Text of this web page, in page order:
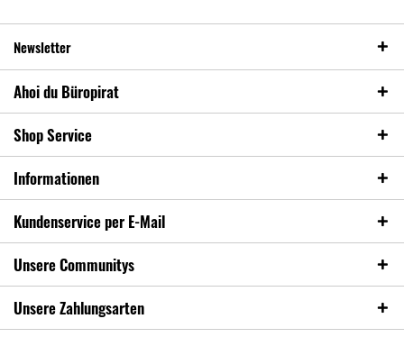
Newsletter
Ahoi du Büropirat
Shop Service
Informationen
Kundenservice per E-Mail
Unsere Communitys
Unsere Zahlungsarten